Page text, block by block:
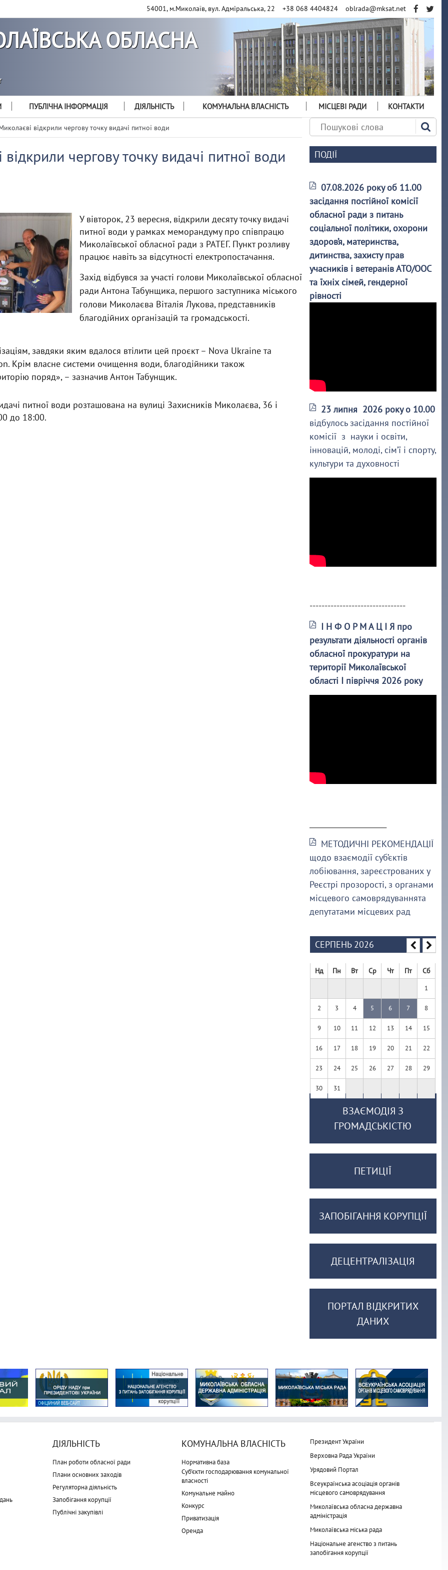
54001, м.Миколаїв, вул. Адміральська, 22 +38 068 4404824 oblrada@mksat.net
ОБЛАСНА
ПУБЛІЧНА ІНФОРМАЦІЯ ДІЯЛЬНІСТЬ КОМУНАЛЬНА ВЛАСНІСТЬ МІСЦЕВІ РАДИ КОНТАКТИ
відкрили чергову точку видачі питної води
чергову точку видачі питної води
У вівторок, 23 вересня, відкрили десяту точку видачі
питної води у рамках меморандуму про співпрацю
Миколаївської обласної ради з РАТЕГ. Пункт розливу
працює навіть за відсутності електропостачання.
Захід відбувся за участі голови Миколаївської обласної
ради Антона Табунщика, першого заступника міського
голови Миколаєва Віталія Лукова, представників
благодійних організацій та громадськості.
завдяки яким вдалося втілити цей проєкт – Nova Ukraine та
Крім власне системи очищення води, благодійники також
поряд», – зазначив Антон Табунщик.
питної води розташована на вулиці Захисників Миколаєва, 36 і
до 18:00.
ПОДІЇ
07.08.2026 року об 11.00
засідання постійної комісії
обласної ради з питань
соціальної політики, охорони
здоров’я, материнства,
дитинства, захисту прав
учасників і ветеранів АТО/ООС
та їхніх сімей, гендерної
рівності
23 липня 2026 року о 10.00
відбулось засідання постійної
комісії з науки і освіти,
інновацій, молоді, сім’ї і спорту,
культури та духовності
--------------------------------
І Н Ф О Р М А Ц І Я про
результати діяльності органів
обласної прокуратури на
території Миколаївської
області І півріччя 2026 року
МЕТОДИЧНІ РЕКОМЕНДАЦІЇ
щодо взаємодії суб’єктів
лобіювання, зареєстрованих у
Реєстрі прозорості, з органами
місцевого самоврядуваннята
депутатами місцевих рад
СЕРПЕНЬ 2026
Нд Пн Вт Ср Чт Пт Сб
1
2 3 4 5 6 7 8
9 10 11 12 13 14 15
16 17 18 19 20 21 22
23 24 25 26 27 28 29
30 31
ВЗАЄМОДІЯ З
ГРОМАДСЬКІСТЮ
ПЕТИЦІЇ
ЗАПОБІГАННЯ КОРУПЦІЇ
ДЕЦЕНТРАЛІЗАЦІЯ
ПОРТАЛ ВІДКРИТИХ
ДАНИХ
ДІЯЛЬНІСТЬ
План роботи обласної ради
Плани основних заходів
Регуляторна діяльність
Запобігання корупції
Публічні закупівлі
КОМУНАЛЬНА ВЛАСНІСТЬ
Нормативна база
Суб'єкти господарювання комунальної
власності
Комунальне майно
Конкурс
Приватизація
Оренда
Президент України
Верховна Рада України
Урядовий Портал
Всеукраїнська асоціація органів
місцевого самоврядування
Миколаївська обласна державна
адміністрація
Миколаївська міська рада
Національне агенство з питань
запобігання корупції